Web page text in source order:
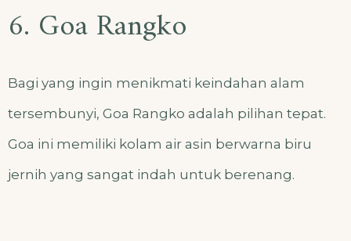
6. Goa Rangko
Bagi yang ingin menikmati keindahan alam
tersembunyi, Goa Rangko adalah pilihan tepat.
Goa ini memiliki kolam air asin berwarna biru
jernih yang sangat indah untuk berenang.